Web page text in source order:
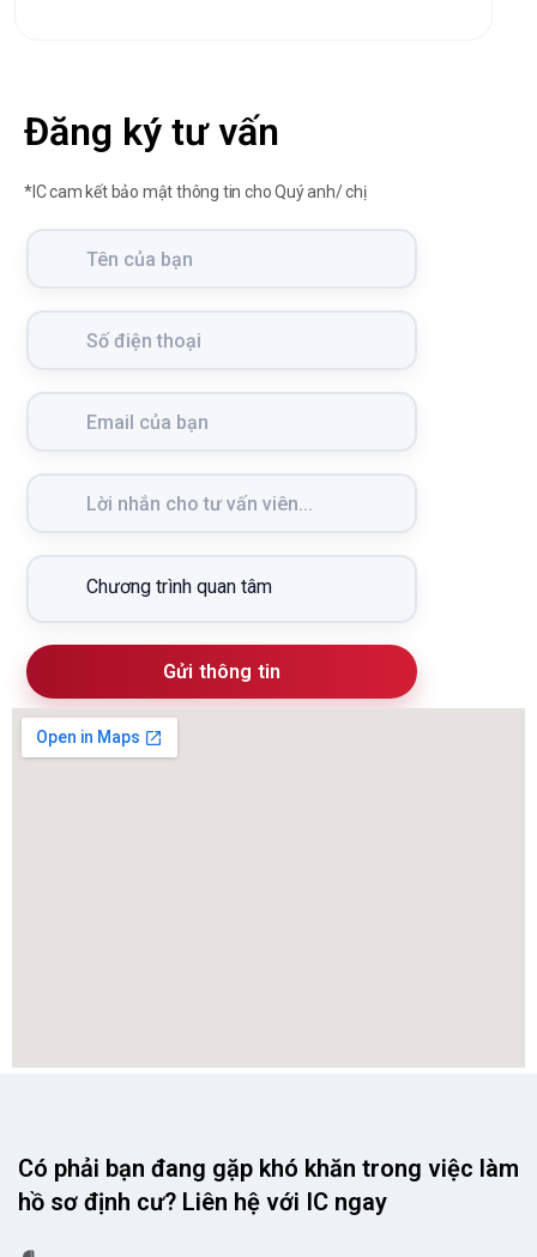
Đăng ký tư vấn
*IC cam kết bảo mật thông tin cho Quý anh/ chị
Gửi thông tin
Có phải bạn đang gặp khó khăn trong việc làm
hồ sơ định cư? Liên hệ với IC ngay